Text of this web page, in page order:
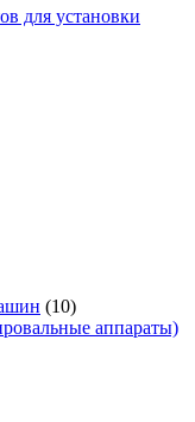
для установки
(10)
аппараты)